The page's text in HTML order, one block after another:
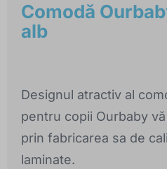
Comodă
alb
Designul atractiv al
pentru copii Ourbaby
prin fabricarea sa de
laminate.